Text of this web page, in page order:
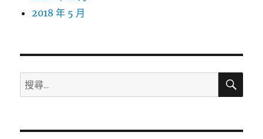
2018 年 5 月
搜
尋
鍵
搜